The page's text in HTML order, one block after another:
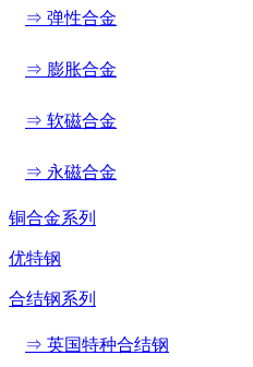
⇒ 弹性合金
⇒ 膨胀合金
⇒ 软磁合金
⇒ 永磁合金
铜合金系列
优特钢
合结钢系列
⇒ 英国特种合结钢